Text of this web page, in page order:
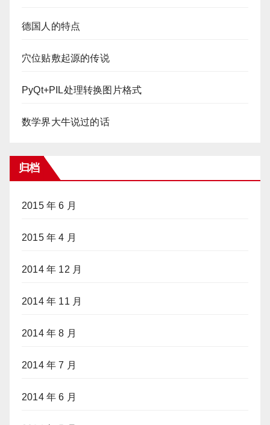
德国人的特点
穴位贴敷起源的传说
PyQt+PIL处理转换图片格式
数学界大牛说过的话
归档
2015 年 6 月
2015 年 4 月
2014 年 12 月
2014 年 11 月
2014 年 8 月
2014 年 7 月
2014 年 6 月